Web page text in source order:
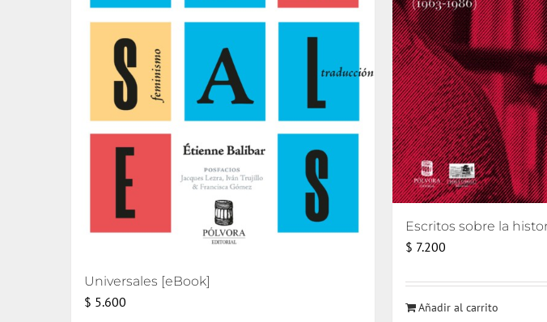
Universales [eBook]
$ 5.600
$ 7.200
Añadir al carrito